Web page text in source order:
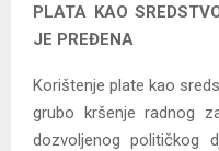
PLATA KAO
JE PREĐENA
Korištenje plate kao
grubo kršenje radnog
dozvoljenog političkog